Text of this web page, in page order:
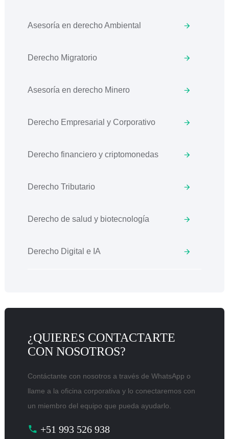
Asesoría en derecho Ambiental
Derecho Migratorio
Asesoría en derecho Minero
Derecho Empresarial y Corporativo
Derecho financiero y criptomonedas
Derecho Tributario
Derecho de salud y biotecnología
Derecho Digital e IA
¿QUIERES CONTACTARTE
CON NOSOTROS?
Contáctante con nosotros a través de WhatsApp o
llame a la oficina corporativa y lo conectaremos con
un miembro del equipo que pueda ayudarlo.
+51 993 526 938